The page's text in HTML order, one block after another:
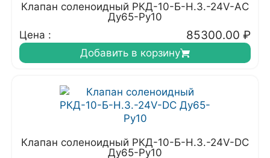
Клапан соленоидный РКД-10-Б-Н.З.-24V-АC
Ду65-Ру10
Цена :
85300.00 ₽
Добавить в корзину
Клапан соленоидный РКД-10-Б-Н.З.-24V-DC
Ду65-Ру10